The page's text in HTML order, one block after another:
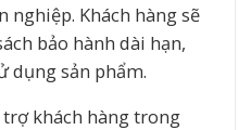
nghiệp. Khách hàng sẽ
bảo hành dài hạn,
dụng sản phẩm.
khách hàng trong